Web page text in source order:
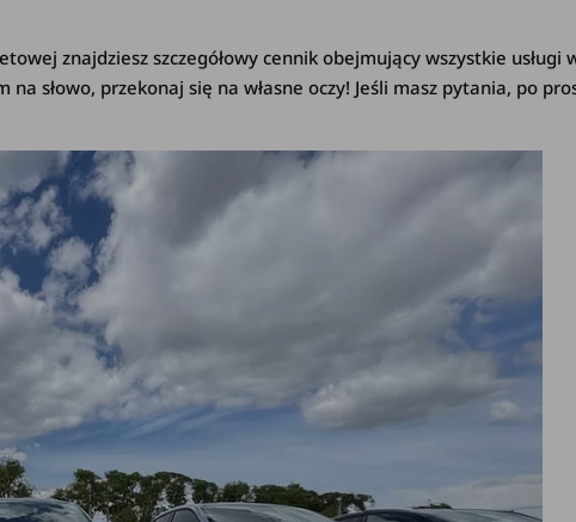
znajdziesz szczegółowy cennik obejmujący wszystkie usługi
słowo, przekonaj się na własne oczy! Jeśli masz pytania, po